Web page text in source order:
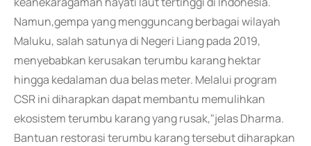
Namun,gempa yang mengguncang berbagai wilayah
Maluku, salah satunya di Negeri Liang pada 2019,
menyebabkan kerusakan terumbu karang hektar
hingga kedalaman dua belas meter. Melalui program
CSR ini diharapkan dapat membantu memulihkan
ekosistem terumbu karang yang rusak,"jelas Dharma.
Bantuan restorasi terumbu karang tersebut diharapkan